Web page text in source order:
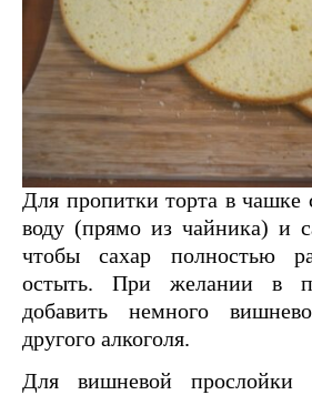
Для пропитки торта в чашке
воду (прямо из чайника) и
чтобы сахар полностью
остыть. При желании в
добавить немного
другого алкоголя.
Для вишневой прослойки